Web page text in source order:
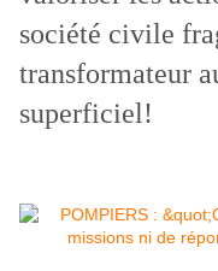
société civile
transformateur
superficiel!